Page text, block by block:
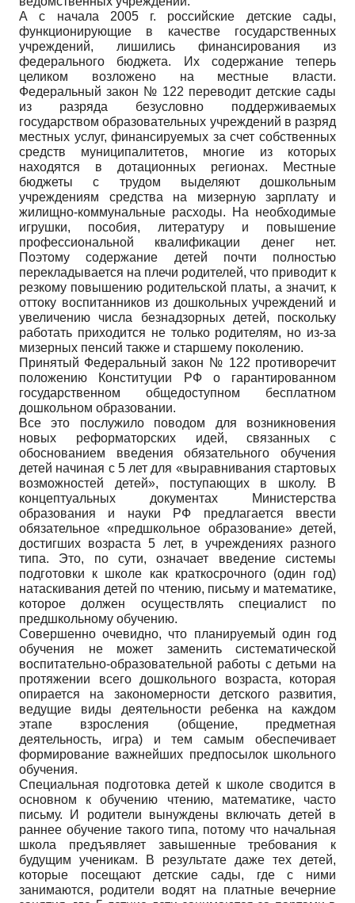
А с начала 2005 г. российские детские сады,
функционирующие в качестве государственных
учреждений, лишились финансирования из
федерального бюджета. Их содержание теперь
целиком возложено на местные власти.
Федеральный закон № 122 переводит детские сады
из разряда безусловно поддерживаемых
государством образовательных учреждений в разряд
местных услуг, финансируемых за счет собственных
средств муниципалитетов, многие из которых
находятся в дотационных регионах. Местные
бюджеты с трудом выделяют дошкольным
учреждениям средства на мизерную зарплату и
жилищно-коммунальные расходы. На необходимые
игрушки, пособия, литературу и повышение
профессиональной квалификации денег нет.
Поэтому содержание детей почти полностью
перекладывается на плечи родителей, что приводит к
резкому повышению родительской платы, а значит, к
оттоку воспитанников из дошкольных учреждений и
увеличению числа безнадзорных детей, поскольку
работать приходится не только родителям, но из-за
мизерных пенсий также и старшему поколению.
Принятый Федеральный закон № 122 противоречит
положению Конституции РФ о гарантированном
государственном общедоступном бесплатном
дошкольном образовании.
Все это послужило поводом для возникновения
новых реформаторских идей, связанных с
обоснованием введения обязательного обучения
детей начиная с 5 лет для «выравнивания стартовых
возможностей детей», поступающих в школу. В
концептуальных документах Министерства
образования и науки РФ предлагается ввести
обязательное «предшкольное образование» детей,
достигших возраста 5 лет, в учреждениях разного
типа. Это, по сути, означает введение системы
подготовки к школе как краткосрочного (один год)
натаскивания детей по чтению, письму и математике,
которое должен осуществлять специалист по
предшкольному обучению.
Совершенно очевидно, что планируемый один год
обучения не может заменить систематической
воспитательно-образовательной работы с детьми на
протяжении всего дошкольного возраста, которая
опирается на закономерности детского развития,
ведущие виды деятельности ребенка на каждом
этапе взросления (общение, предметная
деятельность, игра) и тем самым обеспечивает
формирование важнейших предпосылок школьного
обучения.
Специальная подготовка детей к школе сводится в
основном к обучению чтению, математике, часто
письму. И родители вынуждены включать детей в
раннее обучение такого типа, потому что начальная
школа предъявляет завышенные требования к
будущим ученикам. В результате даже тех детей,
которые посещают детские сады, где с ними
занимаются, родители водят на платные вечерние